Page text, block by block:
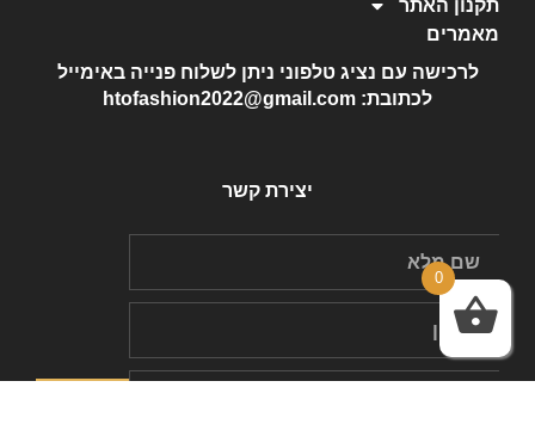
תקנון האתר
מאמרים
לרכישה עם נציג טלפוני ניתן לשלוח פנייה באימייל
לכתובת: htofashion2022@gmail.com
יצירת קשר
0